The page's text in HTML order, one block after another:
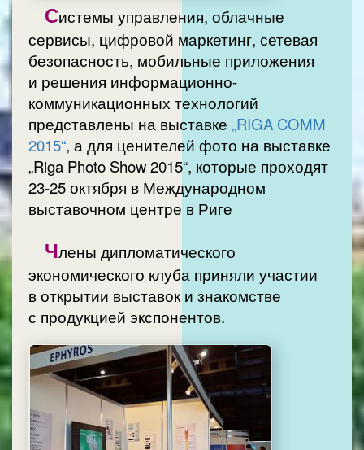
Системы управления, облачные
сервисы, цифровой маркетинг, сетевая
безопасность, мобильные приложения
и решения информационно-
коммуникационных технологий
представлены на выставке „RIGA COMM
2015“, а для ценителей фото на выставке
„Riga Photo Show 2015“, которые проходят
23-25 октября в Международном
выставочном центре в Риге
Члены дипломатического
экономического клуба приняли участии
в открытии выставок и знакомстве
с продукцией экспонентов.